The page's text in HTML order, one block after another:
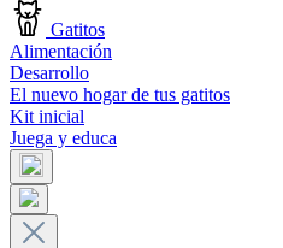
Gatitos
Alimentación
Desarrollo
El nuevo hogar de tus gatitos
Kit inicial
Juega y educa